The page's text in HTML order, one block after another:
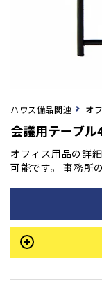
ハウス備品関連 オ
会議用テーブ
オフィス用品の詳
可能です。 事務所